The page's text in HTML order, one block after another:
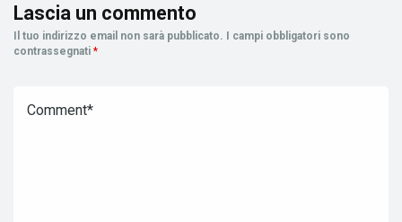
Lascia un commento
Il tuo indirizzo email non sarà pubblicato. I campi obbligatori sono
contrassegnati *